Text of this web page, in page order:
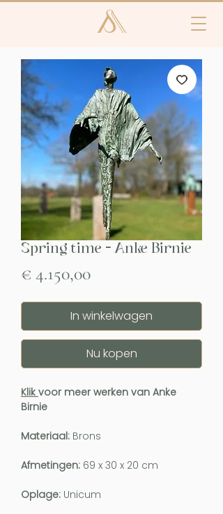
Spring time - Anke Birnie
€ 4.150,00Prijs
In winkelwagen
Nu kopen
Klik voor meer werken van Anke
Birnie
Materiaal: Brons
Afmetingen: 69 x 30 x 20 cm
Oplage: Unicum